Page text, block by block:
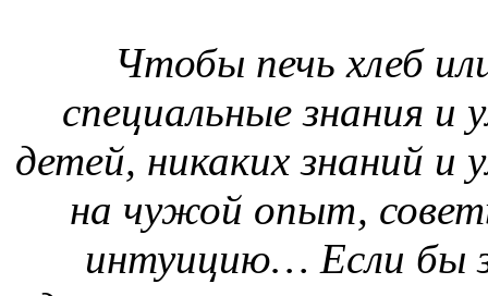
Чтобы печь хлеб
специальные знания
детей, никаких знаний и
на чужой опыт,
интуицию… Если бы